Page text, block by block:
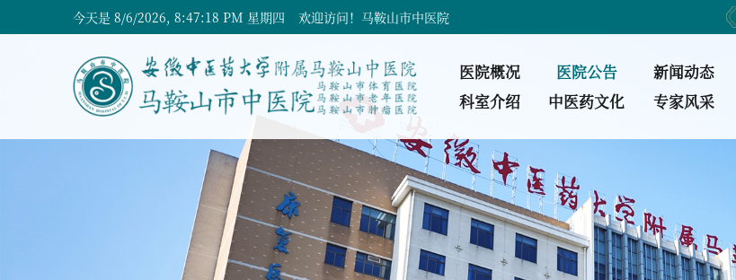
今天是 8/6/2026, 8:47:19 PM 星期四 欢迎访问！马鞍山市中医院
医院概况 医院公告 新闻动态
科室介绍
中医药文化 专家风采